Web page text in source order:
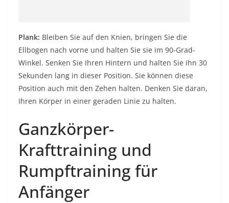
Plank: Bleiben Sie auf den Knien, bringen Sie die
Ellbogen nach vorne und halten Sie sie im 90-Grad-
Winkel. Senken Sie Ihren Hintern und halten Sie ihn 30
Sekunden lang in dieser Position. Sie können diese
Position auch mit den Zehen halten. Denken Sie daran,
Ihren Körper in einer geraden Linie zu halten.
Ganzkörper-
Krafttraining und
Rumpftraining für
Anfänger